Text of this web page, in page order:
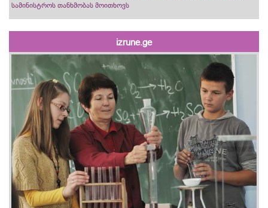
სამინისტროს თანხმობას მოითხოვს
izrune.ge